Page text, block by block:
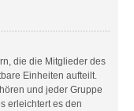
die die Mitglieder des
Einheiten aufteilt.
und jeder Gruppe
erleichtert es den